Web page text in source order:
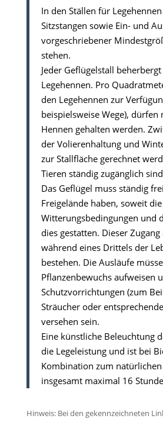
In den Ställen für
Sitzstangen sowie Ein- und
vorgeschriebener
stehen.
Jeder Geflügelstall
Legehennen. Pro
den Legehennen zur
beispielsweise Wege), dürfen
Hennen gehalten werden.
der Volierenhaltung und
zur Stallfläche gerechnet
Tieren ständig zugänglich
Das Geflügel muss ständig
Freigelände haben, soweit die
Witterungsbedingungen und
dies gestatten. Dieser
während eines Drittels der
bestehen. Die Ausläufe
Pflanzenbewuchs aufweisen
Schutzvorrichtungen (zum
Sträucher oder
versehen sein.
Eine künstliche Beleuchtung
die Legeleistung und ist bei
Kombination zum
insgesamt maximal 16
Hinweis: Bei den gekennzeichneten